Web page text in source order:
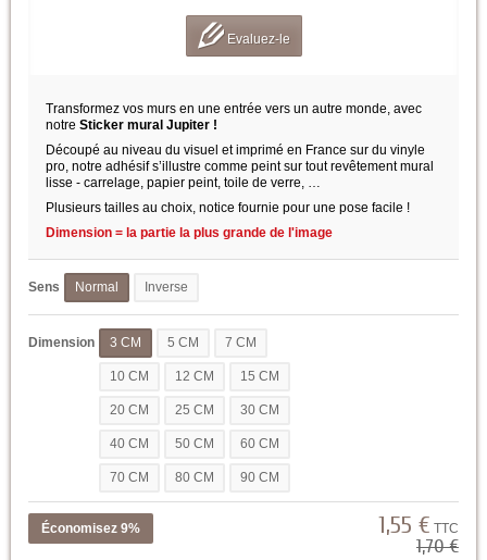
Evaluez-le
Transformez vos murs en une entrée vers un autre monde, avec
notre Sticker mural Jupiter !
Découpé au niveau du visuel et imprimé en France sur du vinyle
pro, notre adhésif s’illustre comme peint sur tout revêtement mural
lisse - carrelage, papier peint, toile de verre, …
Plusieurs tailles au choix, notice fournie pour une pose facile !
Dimension = la partie la plus grande de l'image
Sens Normal Inverse
Dimension 3 CM 5 CM 7 CM
10 CM 12 CM 15 CM
20 CM 25 CM 30 CM
40 CM 50 CM 60 CM
70 CM 80 CM 90 CM
Économisez 9% 1,55 € TTC
1,70 €